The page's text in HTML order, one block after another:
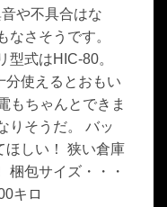
や不具合はな
なさそうです。
型式はHIC-80。
分使えるとおもい
もちゃんとできま
りそうだ。 バッ
ほしい！ 狭い倉庫
梱包サイズ・・・
キロ